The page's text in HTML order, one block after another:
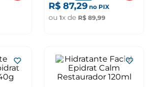
R$ 87,29 no PIX
ou 1x de R$ 89,99